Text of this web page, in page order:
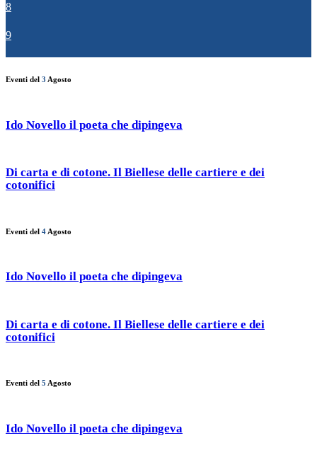
8
9
Eventi del 3 Agosto
Ido Novello il poeta che dipingeva
Di carta e di cotone. Il Biellese delle cartiere e dei
cotonifici
Eventi del 4 Agosto
Ido Novello il poeta che dipingeva
Di carta e di cotone. Il Biellese delle cartiere e dei
cotonifici
Eventi del 5 Agosto
Ido Novello il poeta che dipingeva